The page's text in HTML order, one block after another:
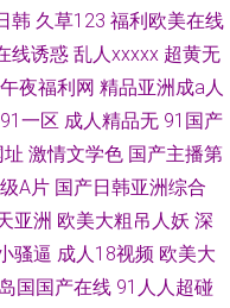
韩 久草123 福利欧美在线
线诱惑 乱人xxxxx 超黄无
夜福利网 精品亚洲成a人
91一区 成人精品无 91国产
址 激情文学色 国产主播第
A片 国产日韩亚洲综合
亚洲 欧美大粗吊人妖 深
骚逼 成人18视频 欧美大
岛国国产在线 91人人超碰